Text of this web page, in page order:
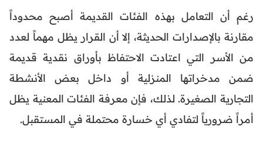
رغم أن التعامل بهذه الفئات القديمة أصبح محدوداً
مقارنة بالإصدارات الحديثة، إلا أن القرار يظل مهماً لعدد
من الأسر التي اعتادت الاحتفاظ بأوراق نقدية قديمة
ضمن مدخراتها المنزلية أو داخل بعض الأنشطة
التجارية الصغيرة. لذلك، فإن معرفة الفئات المعنية يظل
أمراً ضرورياً لتفادي أي خسارة محتملة في المستقبل.